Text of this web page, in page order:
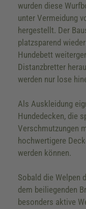
wurden diese
unter Vermeidung
hergestellt. Der
platzsparend
Hundebett
Distanzbretter
werden nur lose
Als Auskleidung
Hundedecken, die
Verschmutzungen
hochwertigere
werden können.
Sobald die Welpen
dem beiliegenden
besonders aktive